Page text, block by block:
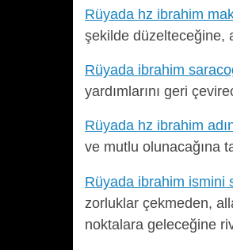
Rüyada hz ibrahim
şekilde düzelteceğine,
Rüyada ibrahim
yardımlarını geri
Rüyada hz ibrahim
ve mutlu olunacağına
Rüyada ibrahim ismini
zorluklar çekmeden,
noktalara geleceğine